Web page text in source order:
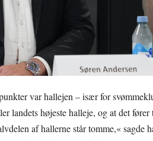
var hallejen – især for
landets højeste halleje, og at det
af hallerne står tomme,« sagde